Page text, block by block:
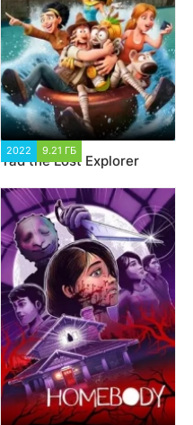
2022 9.21 ГБ
Tad the Lost Explorer